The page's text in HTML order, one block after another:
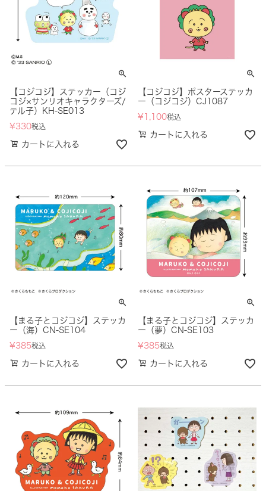
【コジコジ】ステッカー（コジ
コジ×サンリオキャラクターズ/
テル子）KH-SE013
¥330税込
カートに入れる
【コジコジ】ポスターステッカ
ー（コジコジ）CJ1087
¥ 1,100税込
カートに入れる
【まる子とコジコジ】ステッカ
ー（海）CN-SE104
¥385税込
カートに入れる
【まる子とコジコジ】ステッカ
ー（夢）CN-SE103
¥385税込
カートに入れる